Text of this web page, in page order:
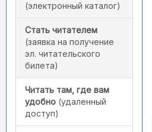
(электронный каталог)
Стать читателем
(заявка на получение
эл. читательского
билета)
Читать там, где вам
удобно (удаленный
доступ)